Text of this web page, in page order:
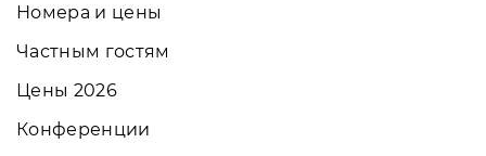
Номера и цены
Частным гостям
Цены 2026
Конференции